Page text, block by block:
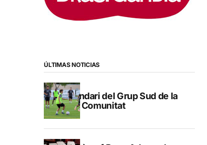
ÚLTIMAS NOTICIAS
Calendari del Grup Sud de la
Lliga Comunitat